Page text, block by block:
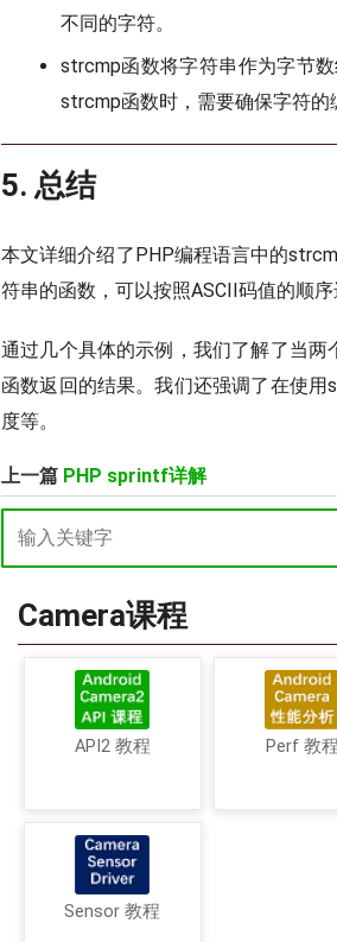
不同的字符。
strcmp函数将字符串作为字节
strcmp函数时，需要确保字符的
5. 总结
本文详细介绍了PHP编程语言中的
符串的函数，可以按照ASCII码值的顺
通过几个具体的示例，我们了解了当
函数返回的结果。我们还强调了在使
度等。
上一篇 PHP sprintf详解
Camera课程
API2 教程 Perf 教程
Sensor 教程